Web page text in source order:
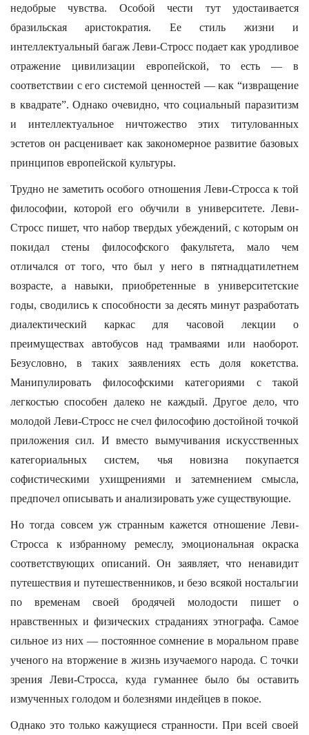
недобрые чувства. Особой чести тут удостаивается
бразильская аристократия. Ее стиль жизни и
интеллектуальный багаж Леви-Стросс подает как уродливое
отражение цивилизации европейской, то есть — в
соответствии с его системой ценностей — как “извращение
в квадрате”. Однако очевидно, что социальный паразитизм
и интеллектуальное ничтожество этих титулованных
эстетов он расценивает как закономерное развитие базовых
принципов европейской культуры.
Трудно не заметить особого отношения Леви-Стросса к той
философии, которой его обучили в университете. Леви-
Стросс пишет, что набор твердых убеждений, с которым он
покидал стены философского факультета, мало чем
отличался от того, что был у него в пятнадцатилетнем
возрасте, а навыки, приобретенные в университетские
годы, сводились к способности за десять минут разработать
диалектический каркас для часовой лекции о
преимуществах автобусов над трамваями или наоборот.
Безусловно, в таких заявлениях есть доля кокетства.
Манипулировать философскими категориями с такой
легкостью способен далеко не каждый. Другое дело, что
молодой Леви-Стросс не счел философию достойной точкой
приложения сил. И вместо вымучивания искусственных
категориальных систем, чья новизна покупается
софистическими ухищрениями и затемнением смысла,
предпочел описывать и анализировать уже существующие.
Но тогда совсем уж странным кажется отношение Леви-
Стросса к избранному ремеслу, эмоциональная окраска
соответствующих описаний. Он заявляет, что ненавидит
путешествия и путешественников, и безо всякой ностальгии
по временам своей бродячей молодости пишет о
нравственных и физических страданиях этнографа. Самое
сильное из них — постоянное сомнение в моральном праве
ученого на вторжение в жизнь изучаемого народа. С точки
зрения Леви-Стросса, куда гуманнее было бы оставить
измученных голодом и болезнями индейцев в покое.
Однако это только кажущиеся странности. При всей своей